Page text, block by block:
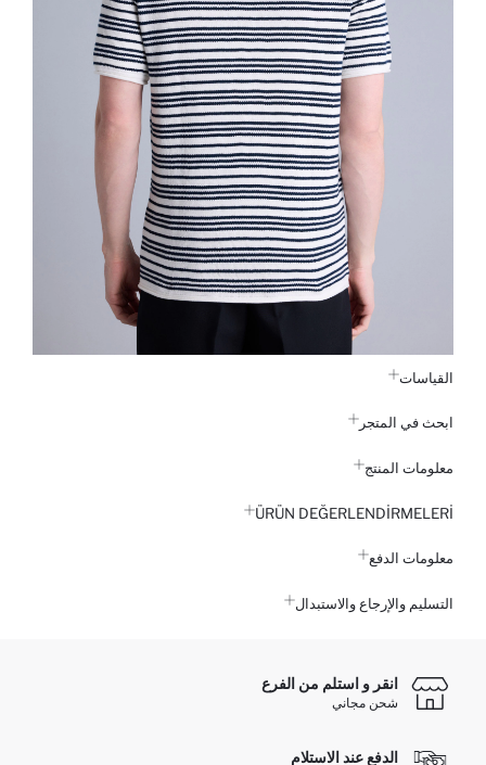
القياسات
ابحث في المتجر
معلومات المنتج
ÜRÜN DEĞERLENDİRMELERİ
معلومات الدفع
التسليم والإرجاع والاستبدال
انقر و استلم من الفرع
شحن مجاني
الدفع عند الاستلام